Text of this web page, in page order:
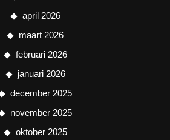
april 2026
maart 2026
februari 2026
januari 2026
december 2025
november 2025
oktober 2025